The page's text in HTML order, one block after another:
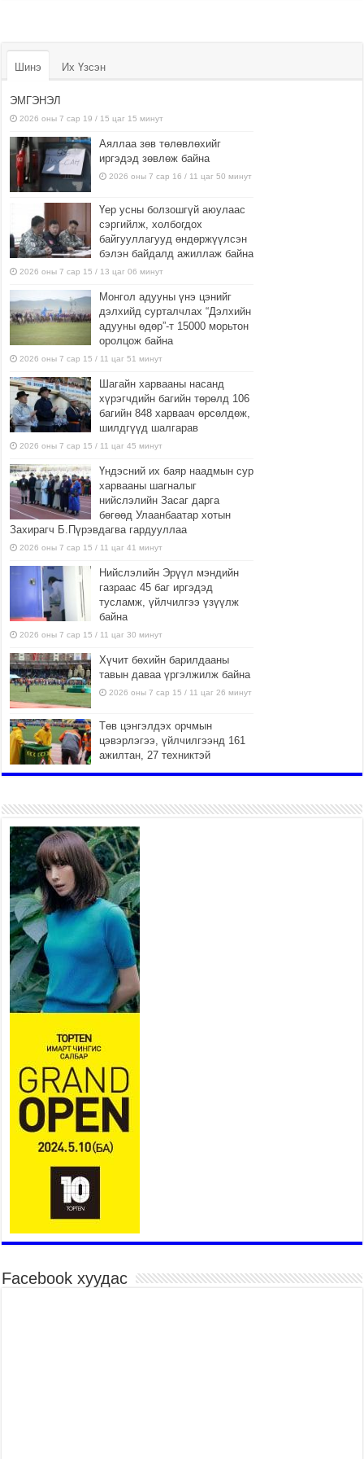
Шинэ Их Үзсэн
ЭМГЭНЭЛ
2026 оны 7 сар 19 / 15 цаг 15 минут
Аяллаа зөв төлөвлөхийг
иргэдэд зөвлөж байна
2026 оны 7 сар 16 / 11 цаг 50 минут
Үер усны болзошгүй аюулаас
сэргийлж, холбогдох
байгууллагууд өндөржүүлсэн
бэлэн байдалд ажиллаж байна
2026 оны 7 сар 15 / 13 цаг 06 минут
Монгол адууны үнэ цэнийг
дэлхийд сурталчлах “Дэлхийн
адууны өдөр”-т 15000 морьтон
оролцож байна
2026 оны 7 сар 15 / 11 цаг 51 минут
Шагайн харвааны насанд
хүрэгчдийн багийн төрөлд 106
багийн 848 харваач өрсөлдөж,
шилдгүүд шалгарав
2026 оны 7 сар 15 / 11 цаг 45 минут
Үндэсний их баяр наадмын сур
харвааны шагналыг
нийслэлийн Засаг дарга
бөгөөд Улаанбаатар хотын
Захирагч Б.Пүрэвдагва гардууллаа
2026 оны 7 сар 15 / 11 цаг 41 минут
Нийслэлийн Эрүүл мэндийн
газраас 45 баг иргэдэд
тусламж, үйлчилгээ үзүүлж
байна
2026 оны 7 сар 15 / 11 цаг 30 минут
Хүчит бөхийн барилдааны
тавын даваа үргэлжилж байна
2026 оны 7 сар 15 / 11 цаг 26 минут
Төв цэнгэлдэх орчмын
цэвэрлэгээ, үйлчилгээнд 161
ажилтан, 27 техниктэй
ажиллаж байна
Наадмын амралтын өдрүүдэд
нийслэлийн эрүүл мэндийн
байгууллагууд дараах
хуваарийн дагуу ажиллана
2026 оны 7 сар 15 / 11 цаг 18 минут
Үндэсний их баяр наадам
эхэллээ
2026 оны 7 сар 15 / 11 цаг 14 минут
Үер усны аюулаас сэргийлж, нийслэлийн Онцгой
байдлын газрын 162 алба хаагч үүрэг гүйцэтгэж
байна
2026 оны 7 сар 15 / 11 цаг 07 минут
Үндэсний их сурын харваанд 850 харваач цэц
мэргэнээ сорьж байна
2026 оны 7 сар 15 / 11 цаг 03 минут
Төв цэнгэлдэхийн эргэн тойронд
2026 оны 7 сар 15 / 10 цаг 58 минут
Үндэсний их баяр наадмын шагайн харваа
насанд хүрэгчдийн багийн харваагаар
үргэлжилж байна
2026 оны 7 сар 15 / 10 цаг 52 минут
Үндэсний их баяр наадмын хүчит бөхийн
барилдаан эхэллээ
2026 оны 7 сар 15 / 10 цаг 46 минут
Үндэсний хувцасны өдрийг тохиолдуулан
“Дээлтэй монгол наадам” боллоо
Facebook хуудас